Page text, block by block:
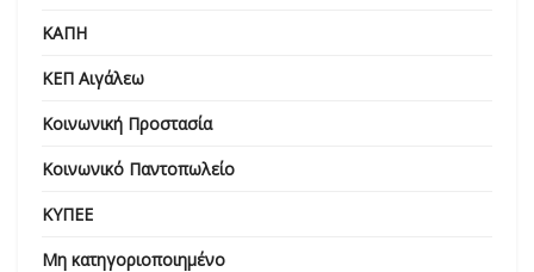
ΚΑΠΗ
ΚΕΠ Αιγάλεω
Κοινωνική Προστασία
Κοινωνικό Παντοπωλείο
ΚΥΠΕΕ
Μη κατηγοριοποιημένο